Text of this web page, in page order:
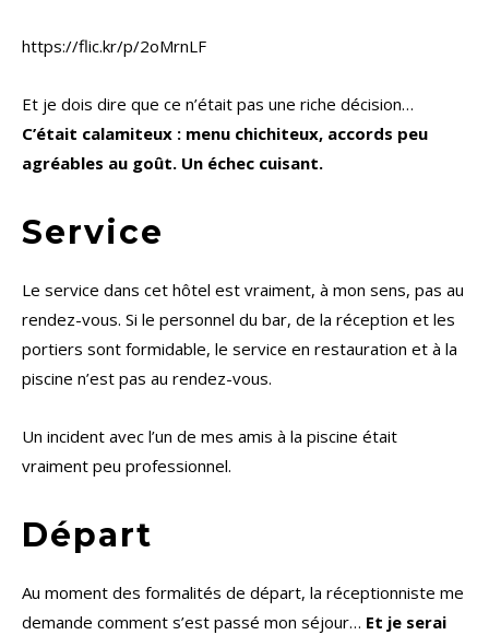
https://flic.kr/p/2oMrnLF
Et je dois dire que ce n’était pas une riche décision…
C’était calamiteux : menu chichiteux, accords peu
agréables au goût. Un échec cuisant.
Service
Le service dans cet hôtel est vraiment, à mon sens, pas au
rendez-vous. Si le personnel du bar, de la réception et les
portiers sont formidable, le service en restauration et à la
piscine n’est pas au rendez-vous.
Un incident avec l’un de mes amis à la piscine était
vraiment peu professionnel.
Départ
Au moment des formalités de départ, la réceptionniste me
demande comment s’est passé mon séjour… Et je serai